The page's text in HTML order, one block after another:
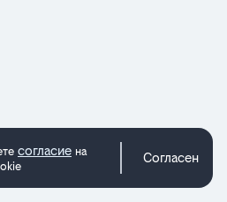
согласие на
Согласен